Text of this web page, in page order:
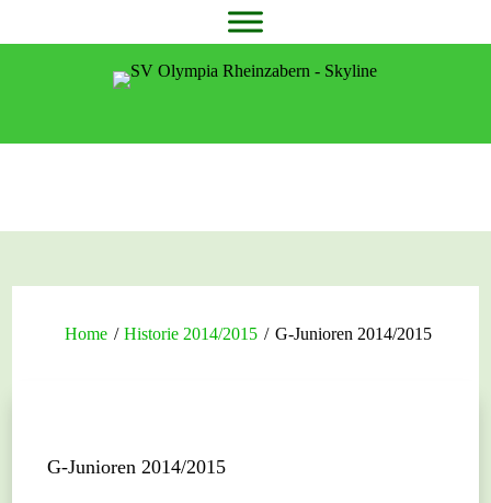
Home / Historie 2014/2015 / G-Junioren 2014/2015
G-Junioren 2014/2015